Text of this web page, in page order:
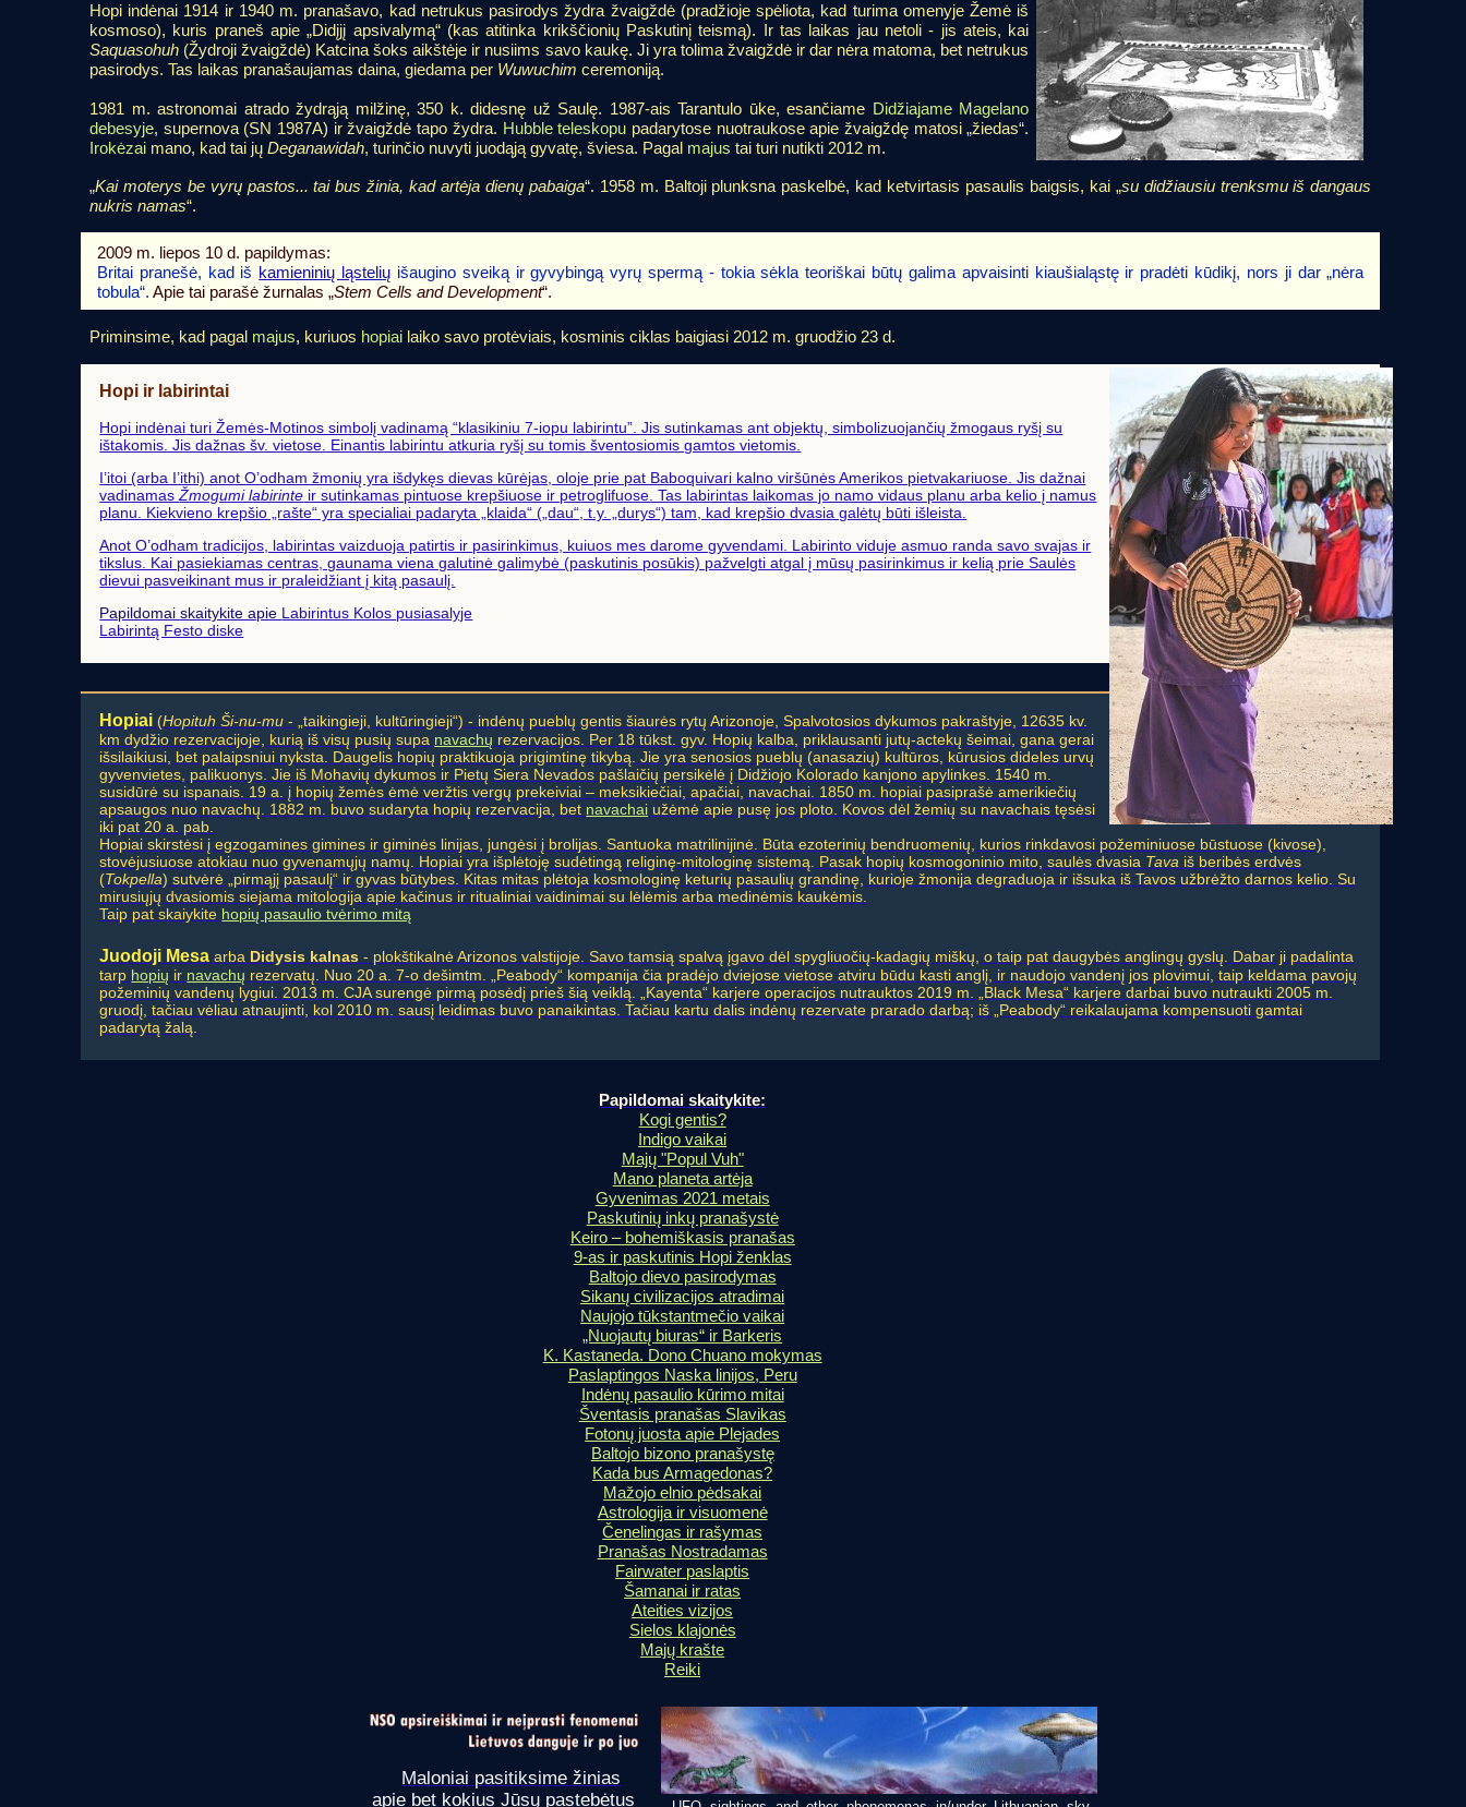
Hopi indėnai 1914 ir 1940 m. pranašavo, kad netrukus pasirodys žydra žvaigždė (pradžioje spėliota, kad turima omenyje Žemė iš
kosmoso), kuris praneš apie „Didįjį apsivalymą“ (kas atitinka krikščionių Paskutinį teismą). Ir tas laikas jau netoli - jis ateis, kai
Saquasohuh (Žydroji žvaigždė) Katcina šoks aikštėje ir nusiims savo kaukę. Ji yra tolima žvaigždė ir dar nėra matoma, bet netrukus
pasirodys. Tas laikas pranašaujamas daina, giedama per Wuwuchim ceremoniją.
1981 m. astronomai atrado žydrąją milžinę, 350 k. didesnę už Saulę. 1987-ais Tarantulo ūke, esančiame Didžiajame Magelano
debesyje, supernova (SN 1987A) ir žvaigždė tapo žydra. Hubble teleskopu padarytose nuotraukose apie žvaigždę matosi „žiedas“.
Irokėzai mano, kad tai jų Deganawidah, turinčio nuvyti juodąją gyvatę, šviesa. Pagal majus tai turi nutikti 2012 m.
„Kai moterys be vyrų pastos... tai bus žinia, kad artėja dienų pabaiga“. 1958 m. Baltoji plunksna paskelbė, kad ketvirtasis pasaulis baigsis, kai „su didžiausiu trenksmu iš dangaus
nukris namas“.
2009 m. liepos 10 d. papildymas:
Britai pranešė, kad iš kamieninių ląstelių išaugino sveiką ir gyvybingą vyrų spermą - tokia sėkla teoriškai būtų galima apvaisinti kiaušialąstę ir pradėti kūdikį, nors ji dar „nėra
tobula“. Apie tai parašė žurnalas „Stem Cells and Development“.
Priminsime, kad pagal majus, kuriuos hopiai laiko savo protėviais, kosminis ciklas baigiasi 2012 m. gruodžio 23 d.
Hopi ir labirintai
Hopi indėnai turi Žemės-Motinos simbolį vadinamą “klasikiniu 7-iopu labirintu”. Jis sutinkamas ant objektų, simbolizuojančių žmogaus ryšį su
ištakomis. Jis dažnas šv. vietose. Einantis labirintu atkuria ryšį su tomis šventosiomis gamtos vietomis.
I’itoi (arba I’ithi) anot O’odham žmonių yra išdykęs dievas kūrėjas, oloje prie pat Baboquivari kalno viršūnės Amerikos pietvakariuose. Jis dažnai
vadinamasŽmogumi labirinte ir sutinkamas pintuose krepšiuose ir petroglifuose. Tas labirintas laikomas jo namo vidaus planu arba kelio į namus
planu. Kiekvieno krepšio „rašte“ yra specialiai padaryta „klaida“ („dau“, t.y. „durys“) tam, kad krepšio dvasia galėtų būti išleista.
Anot O’odham tradicijos, labirintas vaizduoja patirtis ir pasirinkimus, kuiuos mes darome gyvendami. Labirinto viduje asmuo randa savo svajas ir
tikslus. Kai pasiekiamas centras, gaunama viena galutinė galimybė (paskutinis posūkis) pažvelgti atgal į mūsų pasirinkimus ir kelią prie Saulės
dievui pasveikinant mus ir praleidžiant į kitą pasaulį.
Papildomai skaitykite apie Labirintus Kolos pusiasalyje
Labirintą Festo diske
Hopiai (Hopituh Ši-nu-mu - „taikingieji, kultūringieji“) - indėnų pueblų gentis šiaurės rytų Arizonoje, Spalvotosios dykumos pakraštyje, 12635 kv.
km dydžio rezervacijoje, kurią iš visų pusių supa navachų rezervacijos. Per 18 tūkst. gyv. Hopių kalba, priklausanti jutų-actekų šeimai, gana gerai
išsilaikiusi, bet palaipsniui nyksta. Daugelis hopių praktikuoja prigimtinę tikybą. Jie yra senosios pueblų (anasazių) kultūros, kūrusios dideles urvų
gyvenvietes, palikuonys. Jie iš Mohavių dykumos ir Pietų Siera Nevados pašlaičių persikėlė į Didžiojo Kolorado kanjono apylinkes. 1540 m.
susidūrė su ispanais. 19 a. į hopių žemės ėmė veržtis vergų prekeiviai – meksikiečiai, apačiai, navachai. 1850 m. hopiai pasiprašė amerikiečių
apsaugos nuo navachų. 1882 m. buvo sudaryta hopių rezervacija, bet navachai užėmė apie pusę jos ploto. Kovos dėl žemių su navachais tęsėsi
iki pat 20 a. pab.
Hopiai skirstėsi į egzogamines gimines ir giminės linijas, jungėsi į brolijas. Santuoka matrilinijinė. Būta ezoterinių bendruomenių, kurios rinkdavosi požeminiuose būstuose (kivose),
stovėjusiuose atokiau nuo gyvenamųjų namų. Hopiai yra išplėtoję sudėtingą religinę-mitologinę sistemą. Pasak hopių kosmogoninio mito, saulės dvasia Tava iš beribės erdvės
(Tokpella) sutvėrė „pirmąjį pasaulį“ ir gyvas būtybes. Kitas mitas plėtoja kosmologinę keturių pasaulių grandinę, kurioje žmonija degraduoja ir išsuka iš Tavos užbrėžto darnos kelio. Su
mirusiųjų dvasiomis siejama mitologija apie kačinus ir ritualiniai vaidinimai su lėlėmis arba medinėmis kaukėmis.
Taip pat skaiykite hopių pasaulio tvėrimo mitą
Juodoji Mesa arba Didysis kalnas - plokštikalnė Arizonos valstijoje. Savo tamsią spalvą įgavo dėl spygliuočių-kadagių miškų, o taip pat daugybės anglingų gyslų. Dabar ji padalinta
tarp hopių ir navachų rezervatų. Nuo 20 a. 7-o dešimtm. „Peabody“ kompanija čia pradėjo dviejose vietose atviru būdu kasti anglį, ir naudojo vandenį jos plovimui, taip keldama pavojų
požeminių vandenų lygiui. 2013 m. CJA surengė pirmą posėdį prieš šią veiklą. „Kayenta“ karjere operacijos nutrauktos 2019 m. „Black Mesa“ karjere darbai buvo nutraukti 2005 m.
gruodį, tačiau vėliau atnaujinti, kol 2010 m. sausį leidimas buvo panaikintas. Tačiau kartu dalis indėnų rezervate prarado darbą; iš „Peabody“ reikalaujama kompensuoti gamtai
padarytą žalą.
Papildomai skaitykite:
Kogi gentis?
Indigo vaikai
Majų "Popul Vuh"
Mano planeta artėja
Gyvenimas 2021 metais
Paskutinių inkų pranašystė
Keiro – bohemiškasis pranašas
9-as ir paskutinis Hopi ženklas
Baltojo dievo pasirodymas
Sikanų civilizacijos atradimai
Naujojo tūkstantmečio vaikai
„Nuojautų biuras“ ir Barkeris
K. Kastaneda. Dono Chuano mokymas
Paslaptingos Naska linijos, Peru
Indėnų pasaulio kūrimo mitai
Šventasis pranašas Slavikas
Fotonų juosta apie Plejades
Baltojo bizono pranašystę
Kada bus Armagedonas?
Mažojo elnio pėdsakai
Astrologija ir visuomenė
Čenelingas ir rašymas
Pranašas Nostradamas
Fairwater paslaptis
Šamanai ir ratas
Ateities vizijos
Sielos klajonės
Majų krašte
Reiki
Maloniai pasitiksime žinias
apie bet kokius Jūsų pastebėtus